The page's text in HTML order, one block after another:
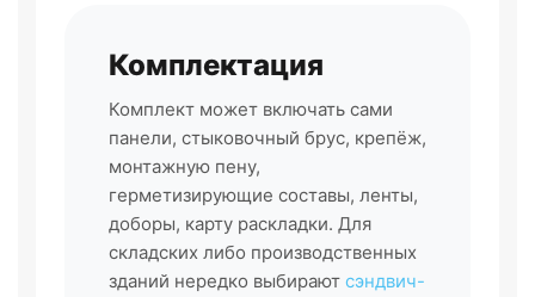
Комплектация
Комплект может включать сами
панели, стыковочный брус, крепёж,
монтажную пену,
герметизирующие составы, ленты,
доборы, карту раскладки. Для
складских либо производственных
зданий нередко выбирают сэндвич-